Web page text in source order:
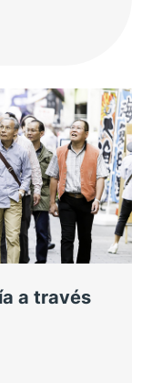
Japón
Shizuoka y
a través